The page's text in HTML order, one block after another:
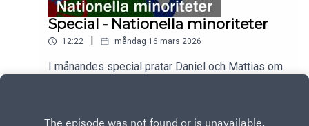
Special - Nationella minoriteter
12:22 måndag 16 mars 2026
I månandes special pratar Daniel och Mattias om